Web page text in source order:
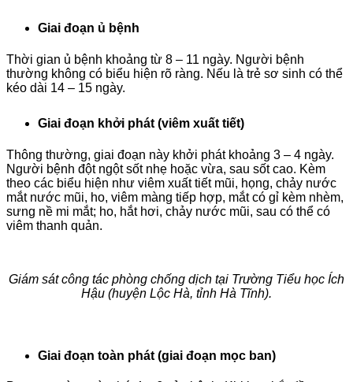
Giai đoạn ủ bệnh
Thời gian ủ bệnh khoảng từ 8 – 11 ngày. Người bệnh
thường không có biểu hiện rõ ràng. Nếu là trẻ sơ sinh có thể
kéo dài 14 – 15 ngày.
Giai đoạn khởi phát (viêm xuất tiết)
Thông thường, giai đoạn này khởi phát khoảng 3 – 4 ngày.
Người bệnh đột ngột sốt nhẹ hoặc vừa, sau sốt cao. Kèm
theo các biểu hiện như viêm xuất tiết mũi, họng, chảy nước
mắt nước mũi, ho, viêm màng tiếp hợp, mắt có gỉ kèm nhèm,
sưng nề mi mắt; ho, hắt hơi, chảy nước mũi, sau có thể có
viêm thanh quản.
Giám sát công tác phòng chống dịch tại Trường Tiểu học Ích
Hậu (huyện Lộc Hà, tỉnh Hà Tĩnh).
Giai đoạn toàn phát (giai đoạn mọc ban)